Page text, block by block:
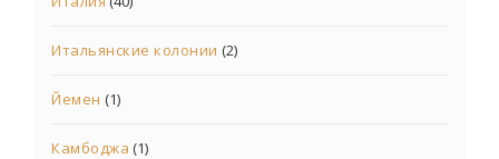
Итальянские колонии (2)
Йемен (1)
Камбоджа (1)